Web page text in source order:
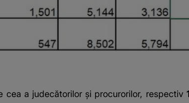
cea a judecătorilor și procurorilor, respectiv